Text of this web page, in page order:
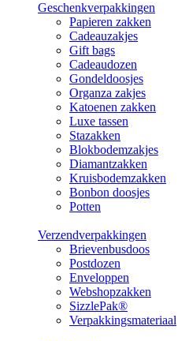
Geschenkverpakkingen
Papieren zakken
Cadeauzakjes
Gift bags
Cadeaudozen
Gondeldoosjes
Organza zakjes
Katoenen zakken
Luxe tassen
Stazakken
Blokbodemzakjes
Diamantzakken
Kruisbodemzakken
Bonbon doosjes
Potten
Verzendverpakkingen
Brievenbusdoos
Postdozen
Enveloppen
Webshopzakken
SizzlePak®
Verpakkingsmateriaal